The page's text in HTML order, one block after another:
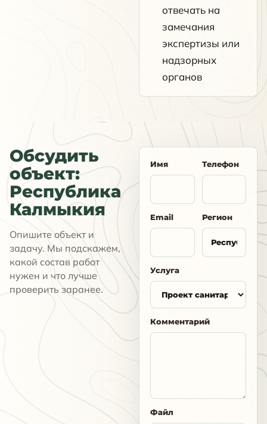
отвечать на
замечания
экспертизы или
надзорных
органов
Обсудить
объект:
Республика
Калмыкия
Опишите объект и
задачу. Мы подскажем,
какой состав работ
нужен и что лучше
проверить заранее.
Имя Телефон
Email Регион
Услуга
Комментарий
Файл